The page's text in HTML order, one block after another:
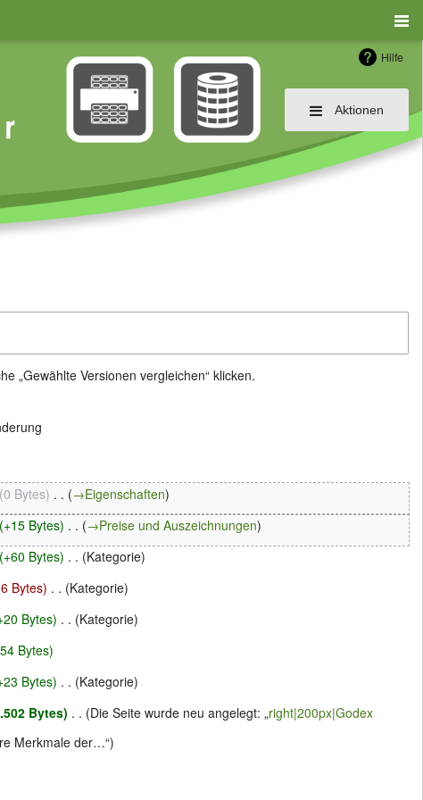
Hilfe
Aktionen
„Gewählte Versionen vergleichen“ klicken.
0 Bytes
→‎Eigenschaften
+15 Bytes
→‎Preise und Auszeichnungen
+60 Bytes
Kategorie
Bytes
Kategorie
Bytes
Kategorie
Bytes
Bytes
Kategorie
Bytes Die Seite wurde neu angelegt: „right|200px|Godex
Merkmale der…“